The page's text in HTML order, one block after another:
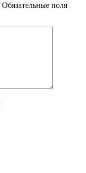
Обязательные поля